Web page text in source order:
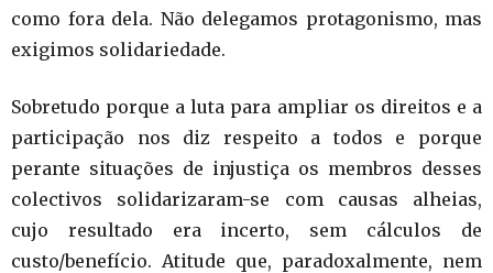
como fora dela. Não delegamos protagonismo, mas
exigimos solidariedade.
Sobretudo porque a luta para ampliar os direitos e a
participação nos diz respeito a todos e porque
perante situações de injustiça os membros desses
colectivos solidarizaram-se com causas alheias,
cujo resultado era incerto, sem cálculos de
custo/benefício. Atitude que, paradoxalmente, nem